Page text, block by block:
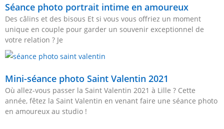
Séance photo portrait intime en amoureux
Des câlins et des bisous Et si vous vous offriez un moment
unique en couple pour garder un souvenir exceptionnel de
votre relation ? Je
Mini-séance photo Saint Valentin 2021
Où allez-vous passer la Saint Valentin 2021 à Lille ? Cette
année, fêtez la Saint Valentin en venant faire une séance photo
en amoureux au studio !